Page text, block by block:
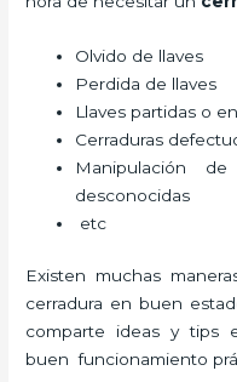
Olvido de llaves
Perdida de llaves
Llaves partidas o
Cerraduras
Manipulación
desconocidas
etc
Existen muchas
cerradura en buen
comparte ideas y tips
buen funcionamiento